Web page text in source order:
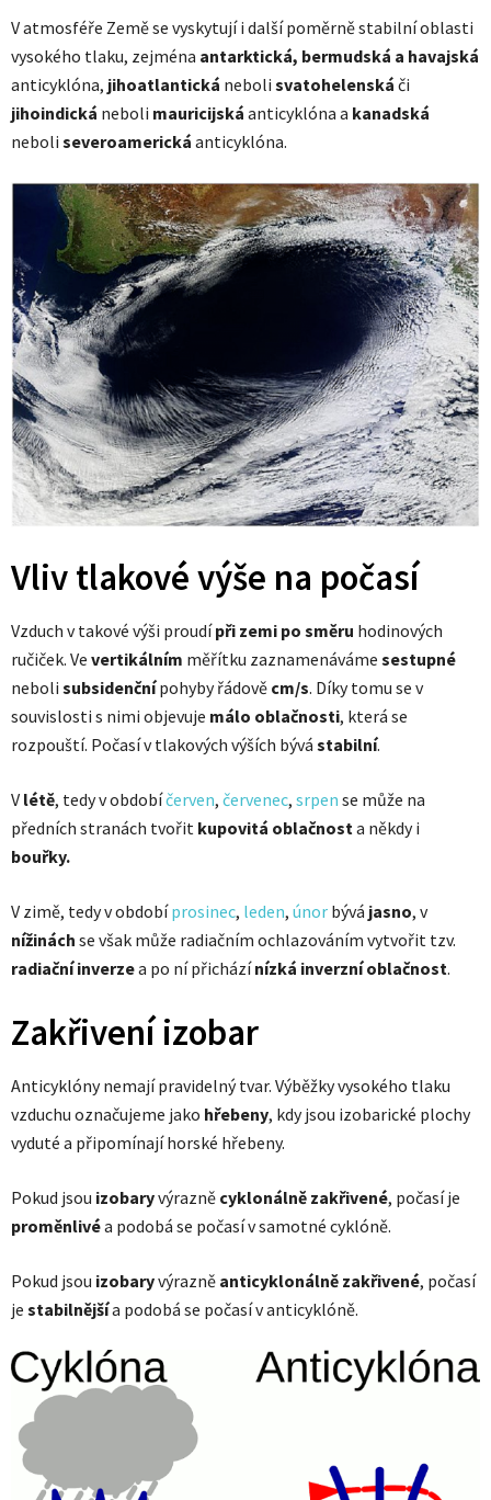
V atmosféře Země se vyskytují i další poměrně stabilní oblasti
vysokého tlaku, zejména antarktická, bermudská a havajská
anticyklóna, jihoatlantická neboli svatohelenská či
jihoindická neboli mauricijská anticyklóna a kanadská
neboli severoamerická anticyklóna.
Vliv tlakové výše na počasí
Vzduch v takové výši proudípři zemi po směru hodinových
ručiček. Ve vertikálním měřítku zaznamenáváme sestupné
neboli subsidenčnípohyby řádově cm/s. Díky tomu se v
souvislosti s nimi objevuje málo oblačnosti, která se
rozpouští. Počasí v tlakových výších bývá stabilní.
V létě, tedy v obdobíčerven, červenec, srpen se může na
předních stranách tvořit kupovitá oblačnost a někdy i
bouřky.
V zimě, tedy v obdobíprosinec, leden, únor bývá jasno, v
nížinách se však může radiačním ochlazováním vytvořit tzv.
radiační inverzea po ní přicházínízká inverzní oblačnost.
Zakřivení izobar
Anticyklóny nemají pravidelný tvar. Výběžky vysokého tlaku
vzduchu označujeme jako hřebeny, kdy jsou izobarické plochy
vyduté a připomínají horské hřebeny.
Pokud jsou izobaryvýrazně cyklonálně zakřivené, počasí je
proměnlivéa podobá se počasí v samotné cyklóně.
Pokud jsou izobaryvýrazně anticyklonálně zakřivené, počasí
je stabilnějšía podobá se počasí v anticyklóně.